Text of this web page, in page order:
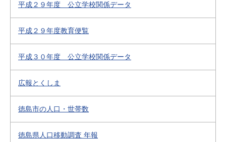
平成２９年度 公立学校関係データ
平成２９年度教育便覧
平成３０年度 公立学校関係データ
広報とくしま
徳島市の人口・世帯数
徳島県人口移動調査 年報